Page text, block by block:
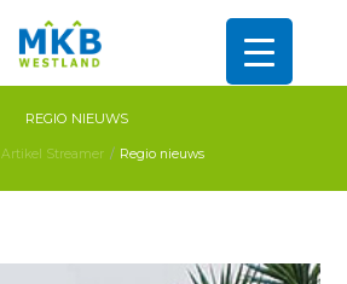
REGIO NIEUWS
Artikel Streamer Regio nieuws